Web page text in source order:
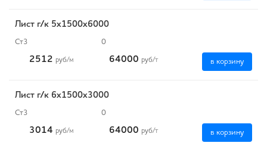
Лист г/к 5х1500х6000
Ст3 0
2512 руб/м 64000 руб/т в корзину
Лист г/к 6х1500х3000
Ст3 0
3014 руб/м 64000 руб/т в корзину